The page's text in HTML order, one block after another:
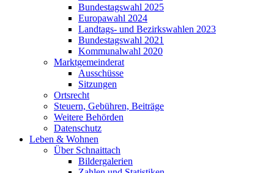
Bundestagswahl 2025
Europawahl 2024
Landtags- und Bezirkswahlen 2023
Bundestagswahl 2021
Kommunalwahl 2020
Marktgemeinderat
Ausschüsse
Sitzungen
Ortsrecht
Steuern, Gebühren, Beiträge
Weitere Behörden
Datenschutz
Leben & Wohnen
Über Schnaittach
Bildergalerien